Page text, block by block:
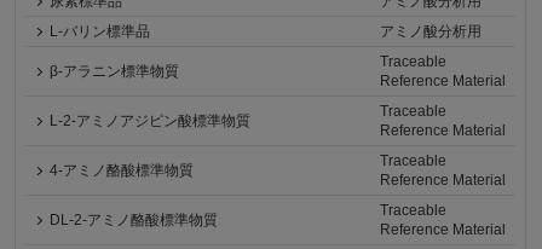
L-バリン標準品
アミノ酸分析用
β-アラニン標準物質
Traceable
Reference Material
L-2-アミノアジピン酸標準物質
Traceable
Reference Material
4-アミノ酪酸標準物質
Traceable
Reference Material
DL-2-アミノ酪酸標準物質
Traceable
Reference Material